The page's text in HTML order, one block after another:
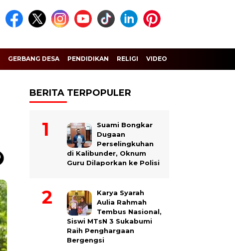
GERBANG DESA PENDIDIKAN RELIGI VIDEO
BERITA TERPOPULER
Suami Bongkar
Dugaan
Perselingkuhan
di Kalibunder, Oknum
Guru Dilaporkan ke Polisi
Karya Syarah
Aulia Rahmah
Tembus Nasional,
Siswi MTsN 3 Sukabumi
Raih Penghargaan
Bergengsi